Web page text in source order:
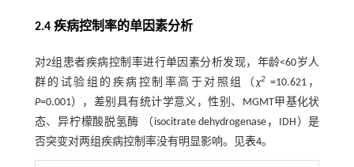
2.4 疾病控制率的单因素分析
对2组患者疾病控制率进行单因素分析发现，年龄<60岁人
群的试验组的疾病控制率高于对照组（χ2 =10.621，
P=0.001），差别具有统计学意义，性别、MGMT甲基化状
态、异柠檬酸脱氢酶 （isocitrate dehydrogenase，IDH）是
否突变对两组疾病控制率没有明显影响。见表4。